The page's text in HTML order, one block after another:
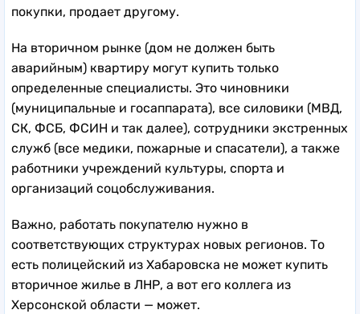
покупки, продает другому.
На вторичном рынке (дом не должен быть
аварийным) квартиру могут купить только
определенные специалисты. Это чиновники
(муниципальные и госаппарата), все силовики (МВД,
СК, ФСБ, ФСИН и так далее), сотрудники экстренных
служб (все медики, пожарные и спасатели), а также
работники учреждений культуры, спорта и
организаций соцобслуживания.
Важно, работать покупателю нужно в
соответствующих структурах новых регионов. То
есть полицейский из Хабаровска не может купить
вторичное жилье в ЛНР, а вот его коллега из
Херсонской области — может.